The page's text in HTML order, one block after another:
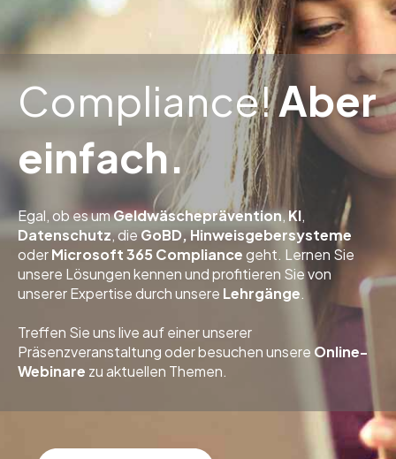
Compliance!Aber
einfach.
Egal, ob es umGeldwäscheprävention,KI,
Datenschutz, dieGoBD, Hinweisgebersysteme
oderMicrosoft 365 Compliancegeht. Lernen Sie
unsere Lösungen kennen und profitieren Sie von
unserer Expertise durch unsere Lehrgänge.
Treffen Sie uns live auf einer unserer
Präsenzveranstaltung oder besuchen unsere Online-
Webinare zu aktuellen Themen.